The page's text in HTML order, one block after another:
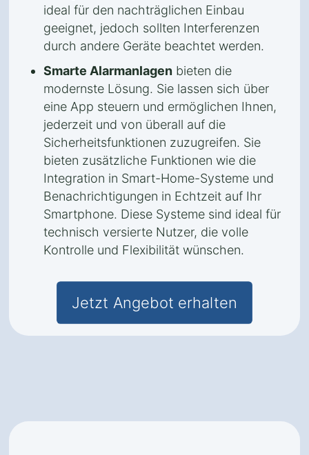
ideal für den nachträglichen Einbau
geeignet, jedoch sollten Interferenzen
durch andere Geräte beachtet werden.
Smarte Alarmanlagen bieten die
modernste Lösung. Sie lassen sich über
eine App steuern und ermöglichen Ihnen,
jederzeit und von überall auf die
Sicherheitsfunktionen zuzugreifen. Sie
bieten zusätzliche Funktionen wie die
Integration in Smart-Home-Systeme und
Benachrichtigungen in Echtzeit auf Ihr
Smartphone. Diese Systeme sind ideal für
technisch versierte Nutzer, die volle
Kontrolle und Flexibilität wünschen.
Jetzt Angebot erhalten